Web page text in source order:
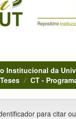
Institucional da
CT -
para citar